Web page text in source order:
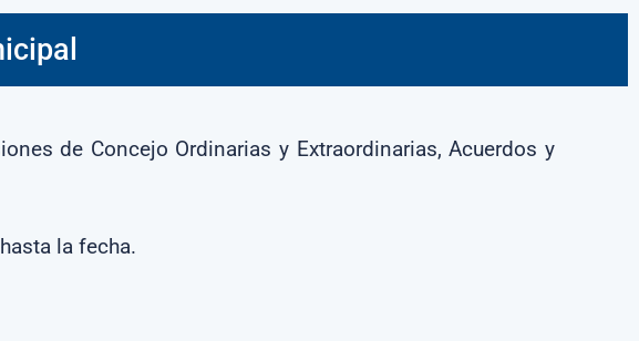
de Concejo Ordinarias y Extraordinarias, Acuerdos y
la fecha.